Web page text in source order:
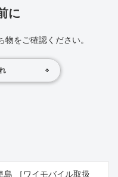
に
をご確認ください。
島 ［ワイモバイル取扱